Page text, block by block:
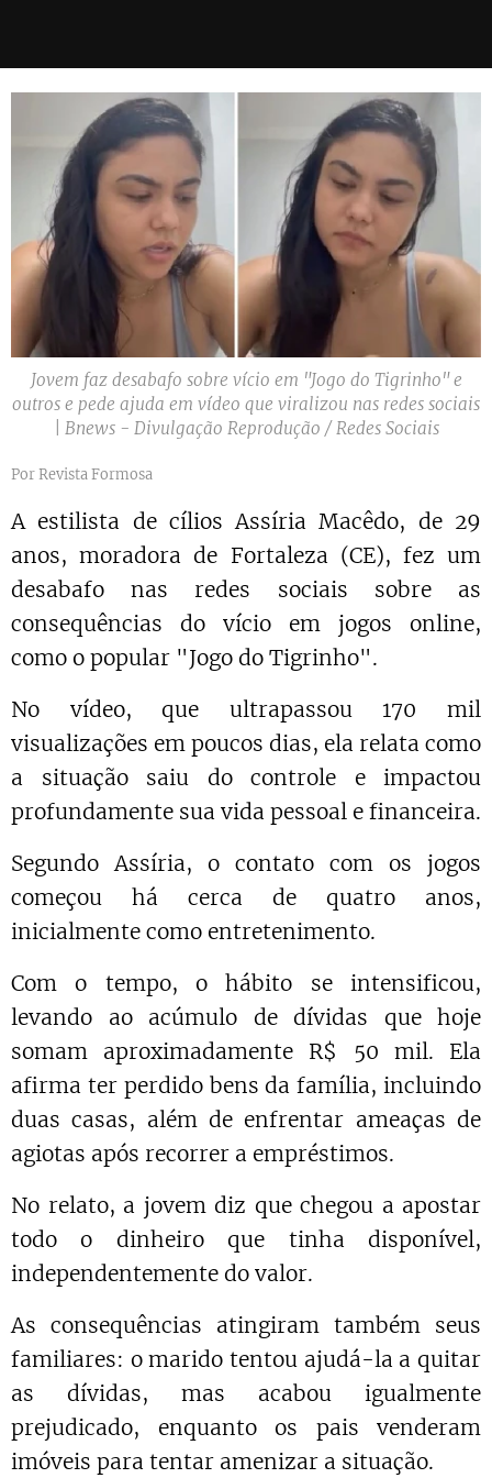
Jovem faz desabafo sobre vício em "Jogo do Tigrinho" e
outros e pede ajuda em vídeo que viralizou nas redes sociais
| Bnews - Divulgação Reprodução / Redes Sociais
Por Revista Formosa
A estilista de cílios Assíria Macêdo, de 29
anos, moradora de Fortaleza (CE), fez um
desabafo nas redes sociais sobre as
consequências do vício em jogos online,
como o popular "Jogo do Tigrinho".
No vídeo, que ultrapassou 170 mil
visualizações em poucos dias, ela relata como
a situação saiu do controle e impactou
profundamente sua vida pessoal e financeira.
Segundo Assíria, o contato com os jogos
começou há cerca de quatro anos,
inicialmente como entretenimento.
Com o tempo, o hábito se intensificou,
levando ao acúmulo de dívidas que hoje
somam aproximadamente R$ 50 mil. Ela
afirma ter perdido bens da família, incluindo
duas casas, além de enfrentar ameaças de
agiotas após recorrer a empréstimos.
No relato, a jovem diz que chegou a apostar
todo o dinheiro que tinha disponível,
independentemente do valor.
As consequências atingiram também seus
familiares: o marido tentou ajudá-la a quitar
as dívidas, mas acabou igualmente
prejudicado, enquanto os pais venderam
imóveis para tentar amenizar a situação.